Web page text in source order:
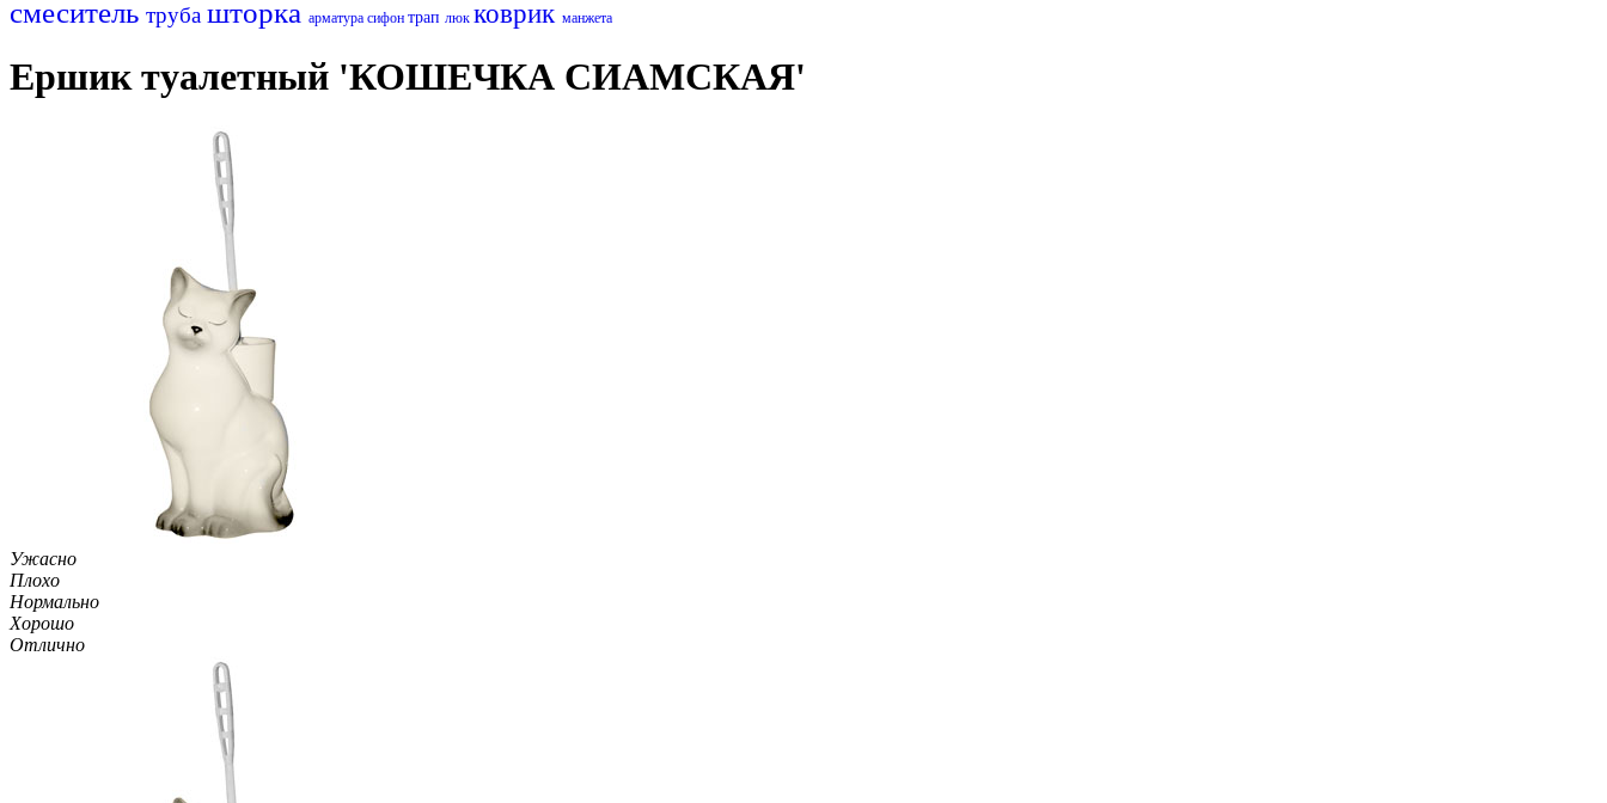
смеситель труба шторка арматура сифон трап люк коврик манжета
Ершик туалетный 'КОШЕЧКА СИАМСКАЯ'
Ужасно
Плохо
Нормально
Хорошо
Отлично